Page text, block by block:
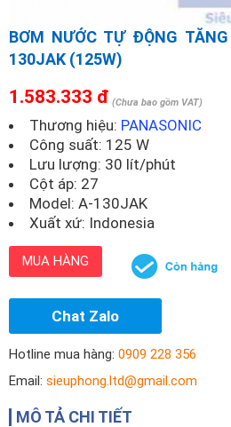
BƠM NƯỚC TỰ ĐỘNG
130JAK (125W)
1.583.333 đ (Chưa bao gồm VAT)
Thương hiệu: PANASONIC
Công suất: 125 W
Lưu lượng: 30 lít/phút
Cột áp: 27
Model: A-130JAK
Xuất xứ: Indonesia
MUA HÀNG
Chat Zalo
Hotline mua hàng: 0909 228 356
Email: sieuphong.ltd@gmail.com
MÔ TẢ CHI TIẾT